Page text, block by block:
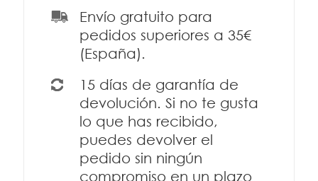
Envío gratuito para
pedidos superiores a 35€
(España).
15 días de garantía de
devolución. Si no te gusta
lo que has recibido,
puedes devolver el
pedido sin ningún
compromiso en un plazo